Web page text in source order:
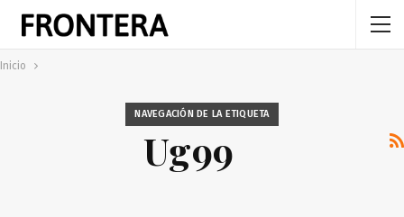
Inicio
NAVEGACIÓN DE LA ETIQUETA
Ug99